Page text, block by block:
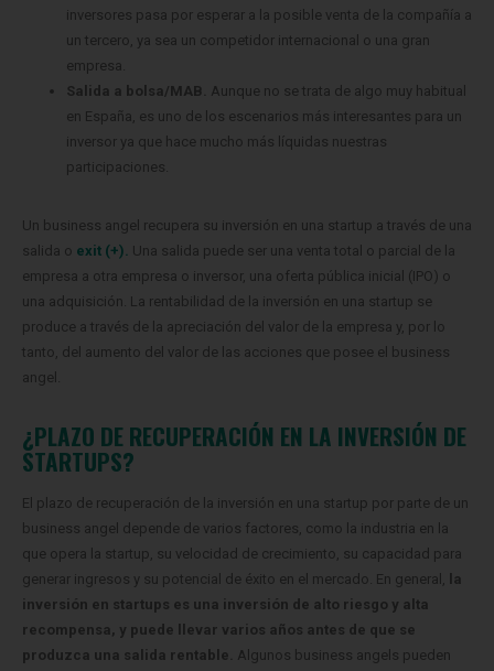
inversores pasa por esperar a la posible venta de la compañía a
un tercero, ya sea un competidor internacional o una gran
empresa.
Salida a bolsa/MAB.
Aunque no se trata de algo muy habitual
en España, es uno de los escenarios más interesantes para un
inversor ya que hace mucho más líquidas nuestras
participaciones.
Un business angel recupera su inversión en una startup a través de una
salida o exit (+). Una salida puede ser una venta total o parcial de la
empresa a otra empresa o inversor, una oferta pública inicial (IPO) o
una adquisición. La rentabilidad de la inversión en una startup se
produce a través de la apreciación del valor de la empresa y, por lo
tanto, del aumento del valor de las acciones que posee el business
angel.
¿PLAZO DE RECUPERACIÓN EN LA INVERSIÓN DE
STARTUPS?
El plazo de recuperación de la inversión en una startup por parte de un
business angel depende de varios factores, como la industria en la
que opera la startup, su velocidad de crecimiento, su capacidad para
generar ingresos y su potencial de éxito en el mercado. En general, la
inversión en startups es una inversión de alto riesgo y alta
recompensa, y puede llevar varios años antes de que se
produzca una salida rentable. Algunos business angels pueden